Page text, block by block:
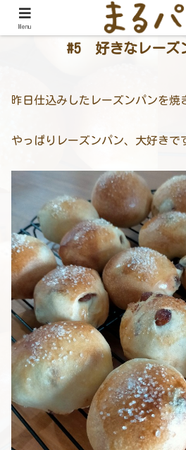
#5 好きなレーズ
昨日仕込みしたレーズンパンを焼
やっぱりレーズンパン、大好きで
Menu